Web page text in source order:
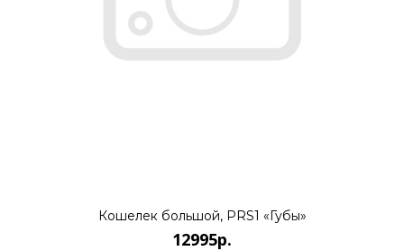
Кошелек большой, PRS1 «Губы»
12995р.